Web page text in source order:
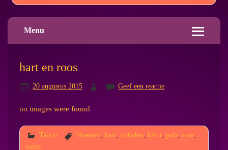
Menu
hart en roos
20 augustus 2015 Geef een reactie
no images were found
Tattoo bloemen hart, initialen kleur, pols, roos,
rozen